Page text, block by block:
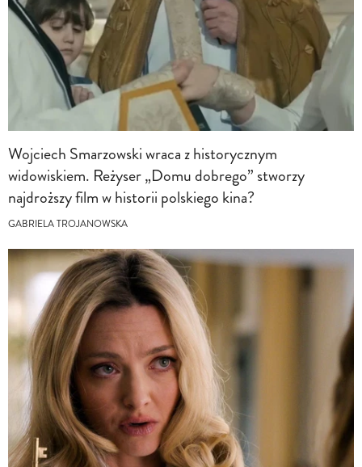
Wojciech Smarzowski wraca z historycznym
widowiskiem. Reżyser „Domu dobrego” stworzy
najdroższy film w historii polskiego kina?
GABRIELA TROJANOWSKA